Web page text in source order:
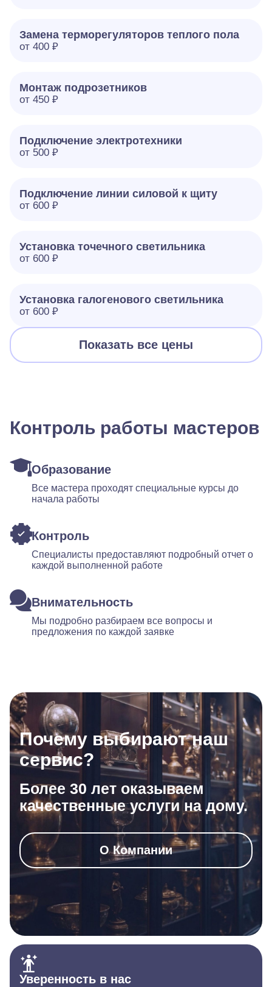
Замена терморегуляторов теплого пола
от 400 ₽
Монтаж подрозетников
от 450 ₽
Подключение электротехники
от 500 ₽
Подключение линии силовой к щиту
от 600 ₽
Установка точечного светильника
от 600 ₽
Установка галогенового светильника
от 600 ₽
Показать все цены
Контроль работы мастеров
Образование
Все мастера проходят специальные курсы до
начала работы
Контроль
Специалисты предоставляют подробный отчет о
каждой выполненной работе
Внимательность
Мы подробно разбираем все вопросы и
предложения по каждой заявке
Почему выбирают наш
сервис?
Более 30 лет оказываем
качественные услуги на дому.
О Компании
Уверенность в нас